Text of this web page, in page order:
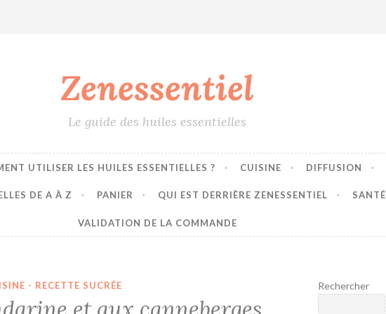
Zenessentiel
Le guide des huiles essentielles
UTILISER LES HUILES ESSENTIELLES ? CUISINE DIFFUSION
DE A À Z PANIER QUI EST DERRIÈRE ZENESSENTIEL SANTÉ
VALIDATION DE LA COMMANDE
- RECETTE SUCRÉE Rechercher